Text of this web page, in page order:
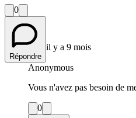
0
Répondre
il y a 9 mois
Anonymous
Vous n'avez pas besoin de
0